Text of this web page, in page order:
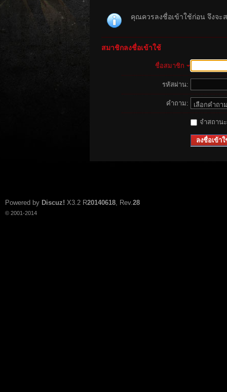
คุณควรลงชื่อเข้าใช้ก่อน จึงจะ
สมาชิกลงชื่อเข้าใช้
ชื่อสมาชิก
รหัสผ่าน:
คำถาม:
จำสถาน
ลงชื่อเข้าใ
Powered by Discuz! X3.2 R20140618, Rev.28
© 2001-2014